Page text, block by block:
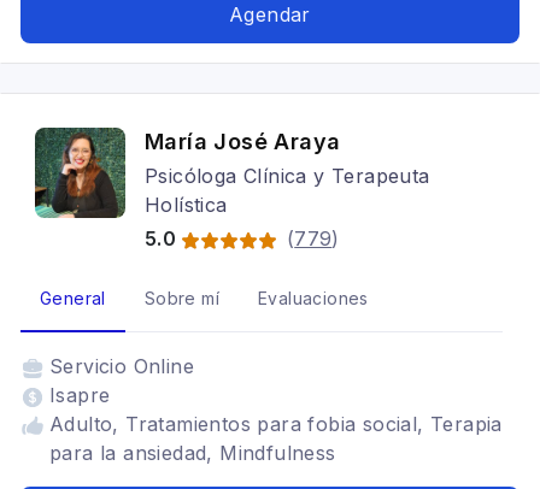
Depresión, Tratamientos para fobia social,
Psicooncología, Terapia para la ansiedad,
Mindfulness, Estrés postraumático
Agendar
María José Araya
Psicóloga Clínica y Terapeuta
Holística
5.0
(779)
General Sobre mí Evaluaciones
Servicio Online
Isapre
Adulto, Tratamientos para fobia social, Terapia
para la ansiedad, Mindfulness